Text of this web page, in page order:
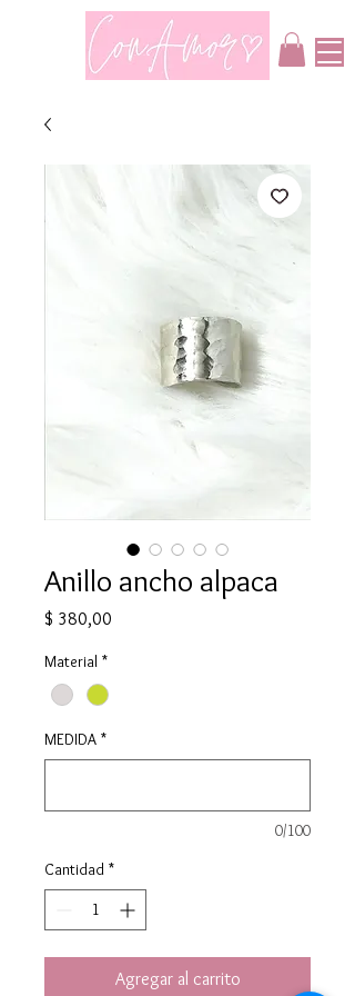
Anillo ancho alpaca
$ 380,00
Material *
MEDIDA *
0/100
Cantidad *
Agregar al carrito